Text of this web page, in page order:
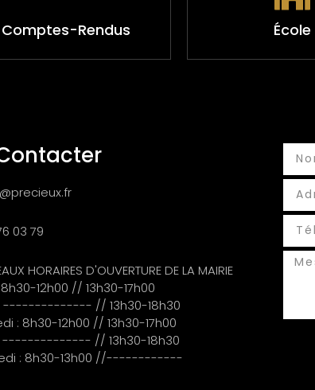
Comptes-Rendus École
03 79
HORAIRES D'OUVERTURE DE LA MAIRIE
12h00 // 13h30-17h00
-------------- // 13h30-18h30
: 8h30-12h00 // 13h30-17h00
-------------- // 13h30-18h30
: 8h30-13h00 //------------